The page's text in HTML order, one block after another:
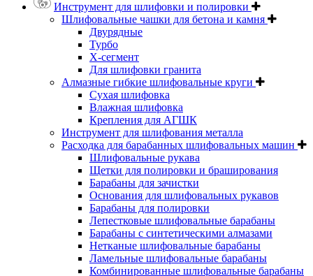
Инструмент для шлифовки и полировки
Шлифовальные чашки для бетона и камня
Двурядные
Турбо
Х-сегмент
Для шлифовки гранита
Алмазные гибкие шлифовальные круги
Cухая шлифовка
Влажная шлифовка
Крепления для АГШК
Инструмент для шлифования металла
Расходка для барабанных шлифовальных машин
Шлифовальные рукава
Щетки для полировки и браширования
Барабаны для зачистки
Основания для шлифовальных рукавов
Барабаны для полировки
Лепестковые шлифовальные барабаны
Барабаны с синтетическими алмазами
Нетканые шлифовальные барабаны
Ламельные шлифовальные барабаны
Комбинированные шлифовальные барабаны